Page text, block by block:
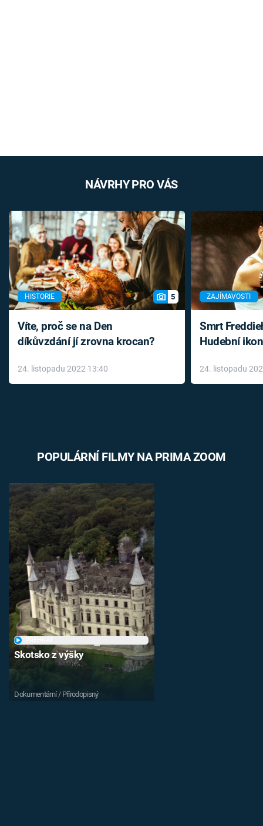
NÁVRHY PRO VÁS
HISTORIE 5
Víte, proč se na Den
díkůvzdání jí zrovna krocan?
24. listopadu 2022 13:40
ZAJÍMAVOSTI
Smrt
Hudební
léky
24. listopadu
POPULÁRNÍ FILMY NA PRIMA ZOOM
Skotsko z výšky
Dokumentární / Přírodopisný